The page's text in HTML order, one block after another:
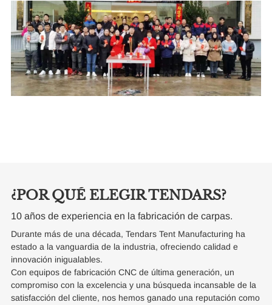
¿POR QUÉ ELEGIR TENDARS?
10 años de experiencia en la fabricación de carpas.
Durante más de una década, Tendars Tent Manufacturing ha
estado a la vanguardia de la industria, ofreciendo calidad e
innovación inigualables.
Con equipos de fabricación CNC de última generación, un
compromiso con la excelencia y una búsqueda incansable de la
satisfacción del cliente, nos hemos ganado una reputación como